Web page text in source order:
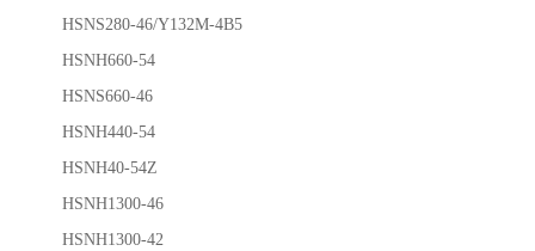
HSNS280-46/Y132M-4B5
HSNH660-54
HSNS660-46
HSNH440-54
HSNH40-54Z
HSNH1300-46
HSNH1300-42